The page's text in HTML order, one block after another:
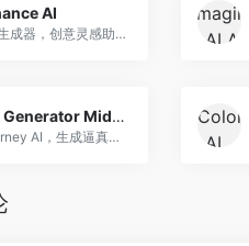
AI
AI随机生成器，创意灵感助手
AI Art Generator Midjourney
Midjourney AI，生成逼真艺术，无限创意空间。